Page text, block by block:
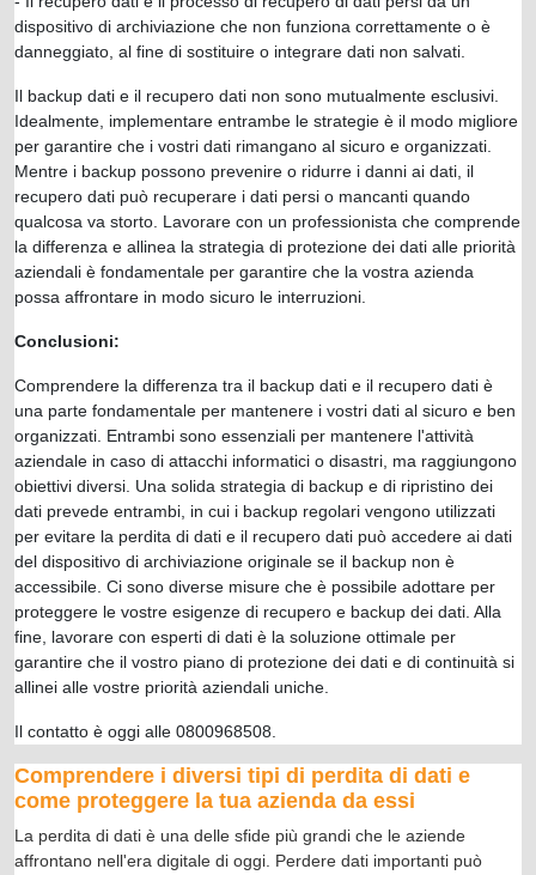
dispositivo di archiviazione che non funziona correttamente o è
danneggiato, al fine di sostituire o integrare dati non salvati.
Il backup dati e il recupero dati non sono mutualmente esclusivi.
Idealmente, implementare entrambe le strategie è il modo migliore
per garantire che i vostri dati rimangano al sicuro e organizzati.
Mentre i backup possono prevenire o ridurre i danni ai dati, il
recupero dati può recuperare i dati persi o mancanti quando
qualcosa va storto. Lavorare con un professionista che comprende
la differenza e allinea la strategia di protezione dei dati alle priorità
aziendali è fondamentale per garantire che la vostra azienda
possa affrontare in modo sicuro le interruzioni.
Conclusioni:
Comprendere la differenza tra il backup dati e il recupero dati è
una parte fondamentale per mantenere i vostri dati al sicuro e ben
organizzati. Entrambi sono essenziali per mantenere l'attività
aziendale in caso di attacchi informatici o disastri, ma raggiungono
obiettivi diversi. Una solida strategia di backup e di ripristino dei
dati prevede entrambi, in cui i backup regolari vengono utilizzati
per evitare la perdita di dati e il recupero dati può accedere ai dati
del dispositivo di archiviazione originale se il backup non è
accessibile. Ci sono diverse misure che è possibile adottare per
proteggere le vostre esigenze di recupero e backup dei dati. Alla
fine, lavorare con esperti di dati è la soluzione ottimale per
garantire che il vostro piano di protezione dei dati e di continuità si
allinei alle vostre priorità aziendali uniche.
Il contatto è oggi alle 0800968508.
Comprendere i diversi tipi di perdita di dati e
come proteggere la tua azienda da essi
La perdita di dati è una delle sfide più grandi che le aziende
affrontano nell'era digitale di oggi. Perdere dati importanti può